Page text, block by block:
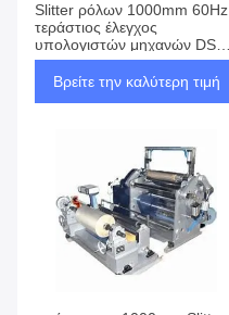
Slitter ρόλων 1000mm 60Hz
τεράστιος έλεγχος
υπολογιστών μηχανών DST
Rewinder
Βρείτε την καλύτερη τιμή